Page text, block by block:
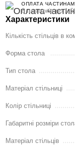
ОПЛАТА
6 платежів по 1
Характеристики
Кількість стільців в
Форма стола
Тип стола
Матеріал стільниці
Колір стільниці
Габаритні розміри
Матеріал стільців